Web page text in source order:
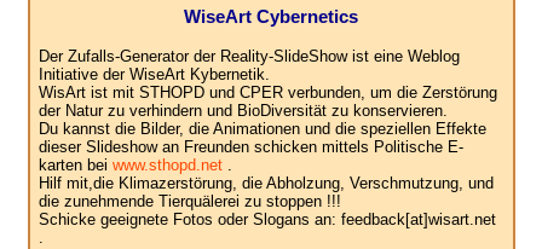
WiseArt Cybernetics
Der Zufalls-Generator der Reality-SlideShow ist eine Weblog
Initiative der WiseArt Kybernetik.
WisArt ist mit STHOPD und CPER verbunden, um die Zerstörung
der Natur zu verhindern und BioDiversität zu konservieren.
Du kannst die Bilder, die Animationen und die speziellen Effekte
dieser Slideshow an Freunden schicken mittels Politische E-
karten bei www.sthopd.net.
Hilf mit,die Klimazerstörung, die Abholzung, Verschmutzung, und
die zunehmende Tierquälerei zu stoppen !!!
Schicke geeignete Fotos oder Slogans an: feedback[at]wisart.net
.